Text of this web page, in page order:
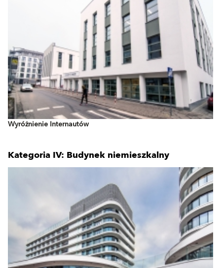
Wyróżnienie Internautów
Kategoria IV: Budynek niemieszkalny